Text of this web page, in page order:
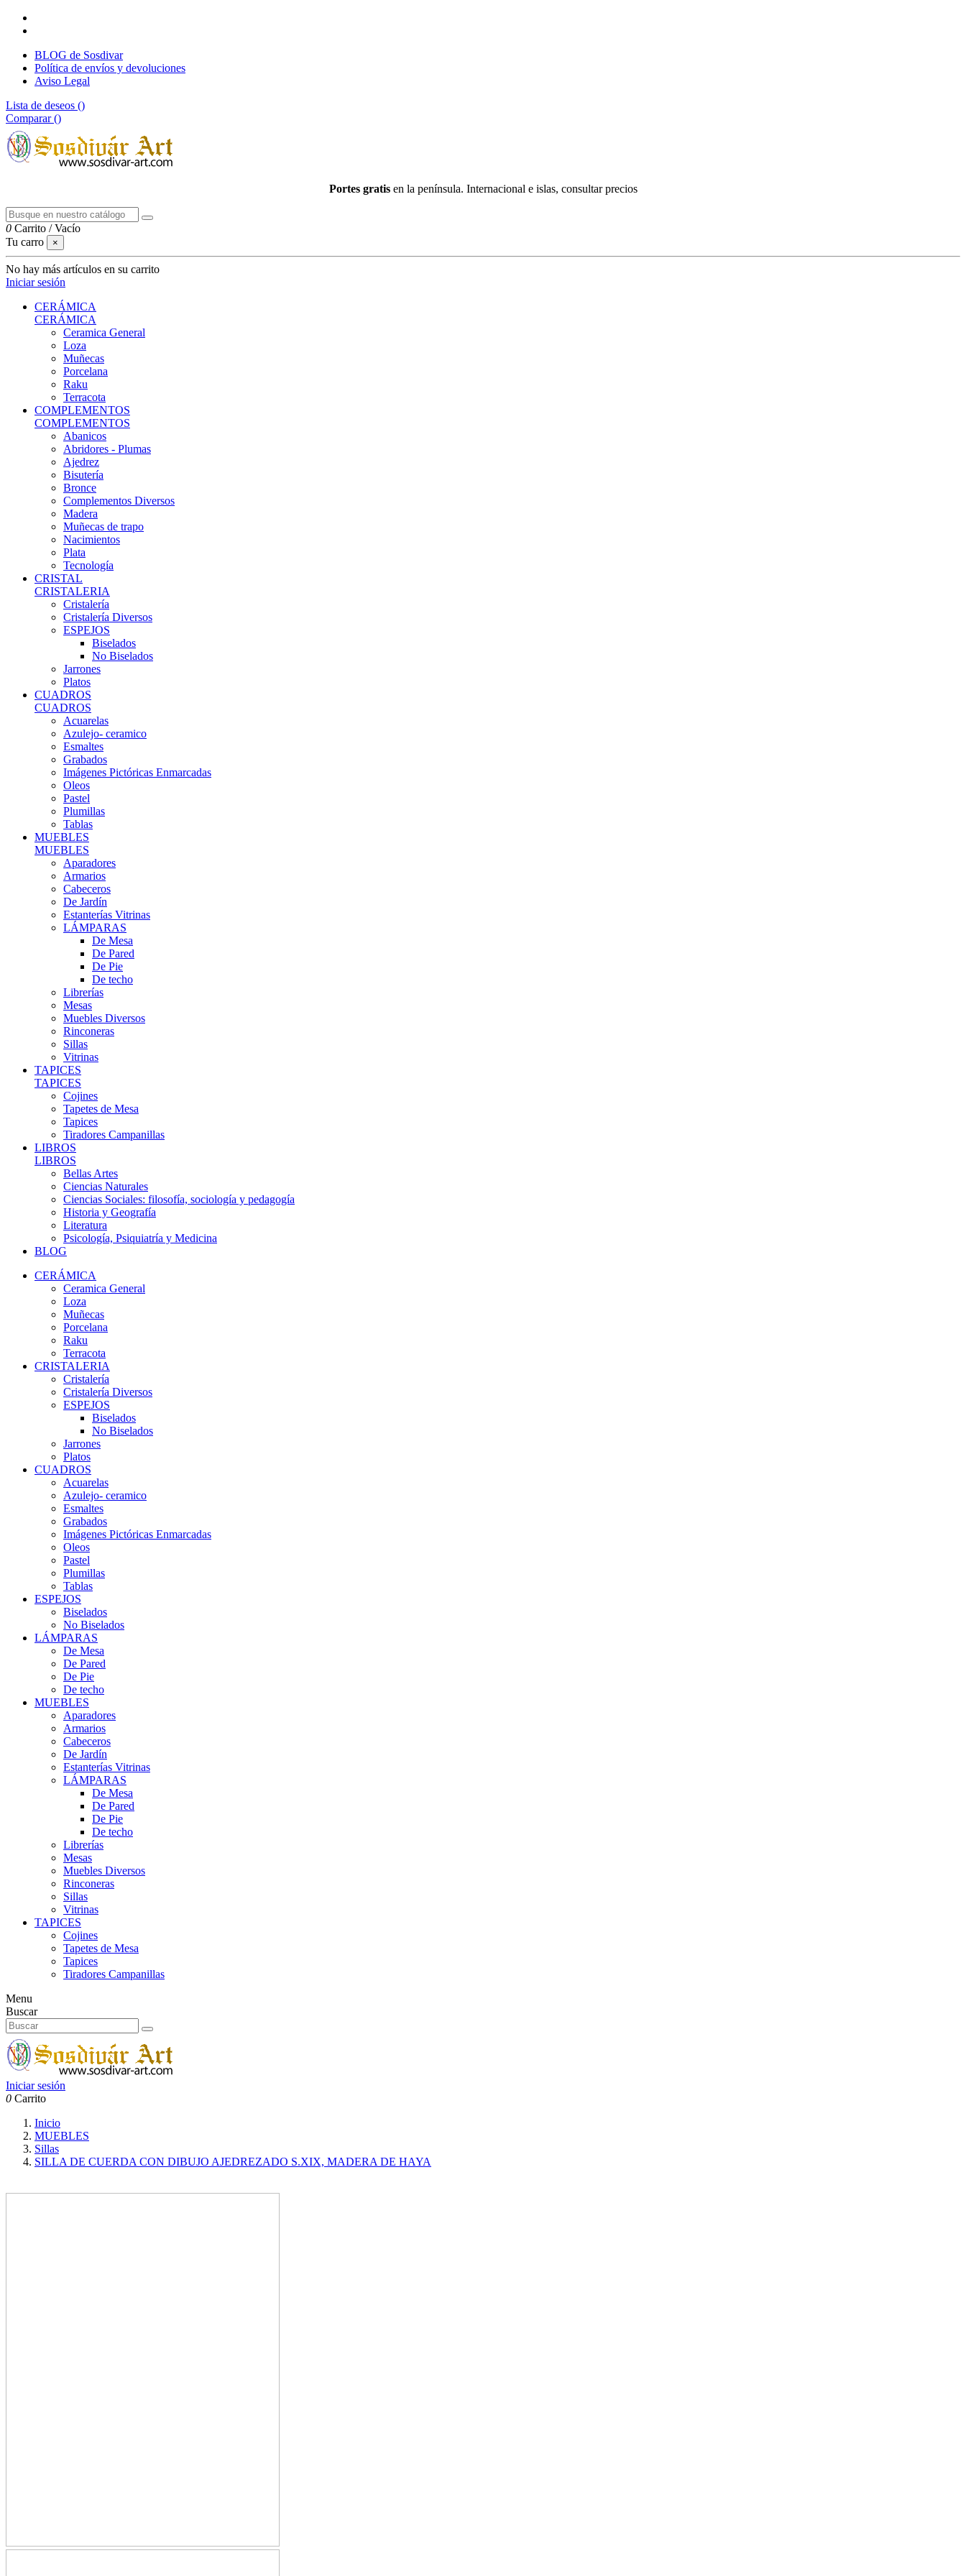
BLOG de Sosdivar
Política de envíos y devoluciones
Aviso Legal
Lista de deseos ()
Comparar ()
Portes gratisen la península. Internacional e islas, consultar precios
0 Carrito /Vacío
Tu carro
×
No hay más artículos en su carrito
Iniciar sesión
CERÁMICA
CERÁMICA
Ceramica General
Loza
Muñecas
Porcelana
Raku
Terracota
COMPLEMENTOS
COMPLEMENTOS
Abanicos
Abridores - Plumas
Ajedrez
Bisutería
Bronce
Complementos Diversos
Madera
Muñecas de trapo
Nacimientos
Plata
Tecnología
CRISTAL
CRISTALERIA
Cristalería
Cristalería Diversos
ESPEJOS
Biselados
No Biselados
Jarrones
Platos
CUADROS
CUADROS
Acuarelas
Azulejo- ceramico
Esmaltes
Grabados
Imágenes Pictóricas Enmarcadas
Oleos
Pastel
Plumillas
Tablas
MUEBLES
MUEBLES
Aparadores
Armarios
Cabeceros
De Jardín
Estanterías Vitrinas
LÁMPARAS
De Mesa
De Pared
De Pie
De techo
Librerías
Mesas
Muebles Diversos
Rinconeras
Sillas
Vitrinas
TAPICES
TAPICES
Cojines
Tapetes de Mesa
Tapices
Tiradores Campanillas
LIBROS
LIBROS
Bellas Artes
Ciencias Naturales
Ciencias Sociales: filosofía, sociología y pedagogía
Historia y Geografía
Literatura
Psicología, Psiquiatría y Medicina
BLOG
CERÁMICA
Ceramica General
Loza
Muñecas
Porcelana
Raku
Terracota
CRISTALERIA
Cristalería
Cristalería Diversos
ESPEJOS
Biselados
No Biselados
Jarrones
Platos
CUADROS
Acuarelas
Azulejo- ceramico
Esmaltes
Grabados
Imágenes Pictóricas Enmarcadas
Oleos
Pastel
Plumillas
Tablas
ESPEJOS
Biselados
No Biselados
LÁMPARAS
De Mesa
De Pared
De Pie
De techo
MUEBLES
Aparadores
Armarios
Cabeceros
De Jardín
Estanterías Vitrinas
LÁMPARAS
De Mesa
De Pared
De Pie
De techo
Librerías
Mesas
Muebles Diversos
Rinconeras
Sillas
Vitrinas
TAPICES
Cojines
Tapetes de Mesa
Tapices
Tiradores Campanillas
Menu
Buscar
Iniciar sesión
0 Carrito
Inicio
MUEBLES
Sillas
SILLA DE CUERDA CON DIBUJO AJEDREZADO S.XIX, MADERA DE HAYA